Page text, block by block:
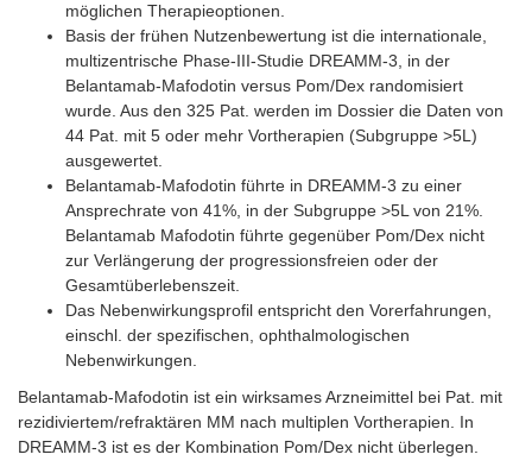
möglichen Therapieoptionen.
Basis der frühen Nutzenbewertung ist die internationale,
multizentrische Phase-III-Studie DREAMM-3, in der
Belantamab-Mafodotin versus Pom/Dex randomisiert
wurde. Aus den 325 Pat. werden im Dossier die Daten von
44 Pat. mit 5 oder mehr Vortherapien (Subgruppe >5L)
ausgewertet.
Belantamab-Mafodotin führte in DREAMM-3 zu einer
Ansprechrate von 41%, in der Subgruppe >5L von 21%.
Belantamab Mafodotin führte gegenüber Pom/Dex nicht
zur Verlängerung der progressionsfreien oder der
Gesamtüberlebenszeit.
Das Nebenwirkungsprofil entspricht den Vorerfahrungen,
einschl. der spezifischen, ophthalmologischen
Nebenwirkungen.
Belantamab-Mafodotin ist ein wirksames Arzneimittel bei Pat. mit
rezidiviertem/refraktären MM nach multiplen Vortherapien. In
DREAMM-3 ist es der Kombination Pom/Dex nicht überlegen.